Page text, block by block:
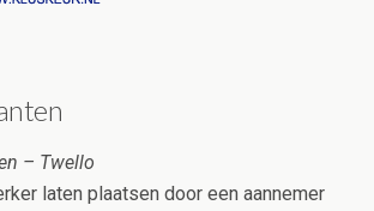
– Twello
laten plaatsen door een aannemer